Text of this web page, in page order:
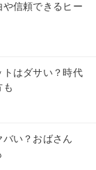
信頼できるヒー
はダサい？時代
も
い？おばさん